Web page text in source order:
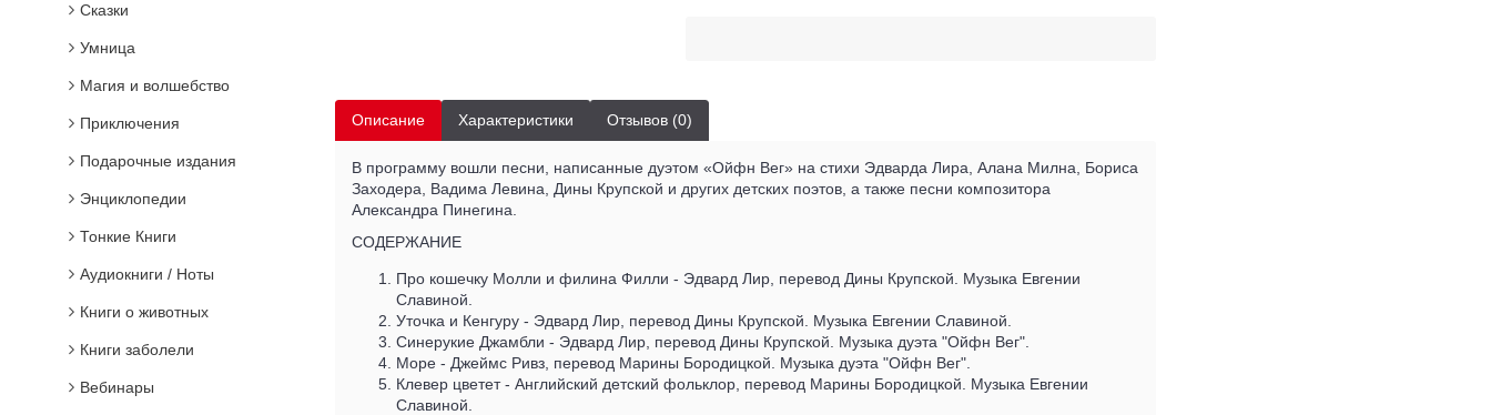
Сказки
Умница
Магия и волшебство
Приключения
Подарочные издания
Энциклопедии
Тонкие Книги
Аудиокниги / Ноты
Книги о животных
Книги заболели
Вебинары
Описание Характеристики Отзывов (0)
В программу вошли песни, написанные дуэтом «Ойфн Вег» на стихи Эдварда Лира, Алана Милна, Бориса
Заходера, Вадима Левина, Дины Крупской и других детских поэтов, а также песни композитора
Александра Пинегина.
СОДЕРЖАНИЕ
Про кошечку Молли и филина Филли - Эдвард Лир, перевод Дины Крупской. Музыка Евгении
Славиной.
Уточка и Кенгуру - Эдвард Лир, перевод Дины Крупской. Музыка Евгении Славиной.
Синерукие Джамбли - Эдвард Лир, перевод Дины Крупской. Музыка дуэта "Ойфн Вег".
Море - Джеймс Ривз, перевод Марины Бородицкой. Музыка дуэта "Ойфн Вег".
Клевер цветет - Английский детский фольклор, перевод Марины Бородицкой. Музыка Евгении
Славиной.